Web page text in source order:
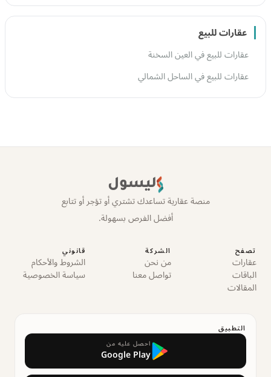
عقارات للبيع
عقارات للبيع في العين السخنة
عقارات للبيع في الساحل الشمالي
ليسول
منصة عقارية تساعدك تشتري أو تؤجر أو تتابع
أفضل الفرص بسهولة.
تصفح
عقارات
الباقات
المقالات
الشركة
من نحن
تواصل معنا
قانوني
الشروط والأحكام
سياسة الخصوصية
التطبيق
احصل عليه من
Google Play